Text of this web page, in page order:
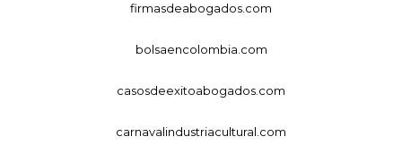
firmasdeabogados.com
bolsaencolombia.com
casosdeexitoabogados.com
carnavalindustriacultural.com